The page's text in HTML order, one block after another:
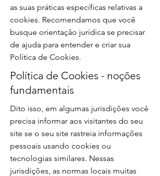
as suas práticas específicas relativas a
cookies. Recomendamos que você
busque orientação jurídica se precisar
de ajuda para entender e criar sua
Política de Cookies.
Política de Cookies - noções
fundamentais
Dito isso, em algumas jurisdições você
precisa informar aos visitantes do seu
site se o seu site rastreia informações
pessoais usando cookies ou
tecnologias similares. Nessas
jurisdições, as normas locais muitas